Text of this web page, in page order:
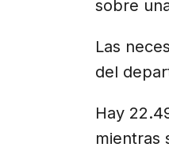
sobre
Las
del
Hay
mientras